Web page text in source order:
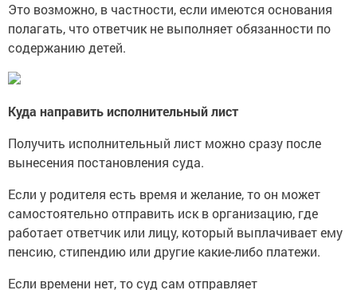
Это возможно, в частности, если имеются основания
полагать, что ответчик не выполняет обязанности по
содержанию детей.
Куда направить исполнительный лист
Получить исполнительный лист можно сразу после
вынесения постановления суда.
Если у родителя есть время и желание, то он может
самостоятельно отправить иск в организацию, где
работает ответчик или лицу, который выплачивает ему
пенсию, стипендию или другие какие-либо платежи.
Если времени нет, то суд сам отправляет